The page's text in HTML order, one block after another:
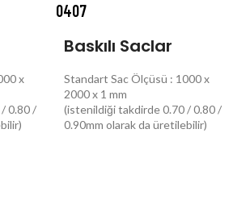
x
0.80 /
0407
Baskılı Saclar
Standart Sac Ölçüsü : 1000 x
2000 x 1 mm
(istenildiği takdirde 0.70 / 0.80 /
0.90mm olarak da üretilebilir)